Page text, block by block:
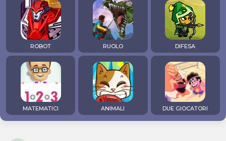
ROBOT RUOLO DIFESA
MATEMATICI ANIMALI DUE GIOCATORI